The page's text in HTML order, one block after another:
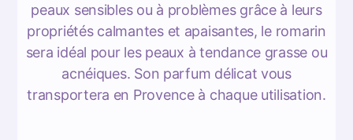
peaux sensibles ou à problèmes grâce à leurs
propriétés calmantes et apaisantes, le romarin
sera idéal pour les peaux à tendance grasse ou
acnéiques. Son parfum délicat vous
transportera en Provence à chaque utilisation.